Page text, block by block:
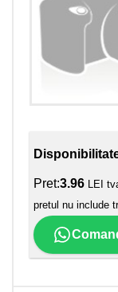
Pret:3.96 LEI
pretul nu include